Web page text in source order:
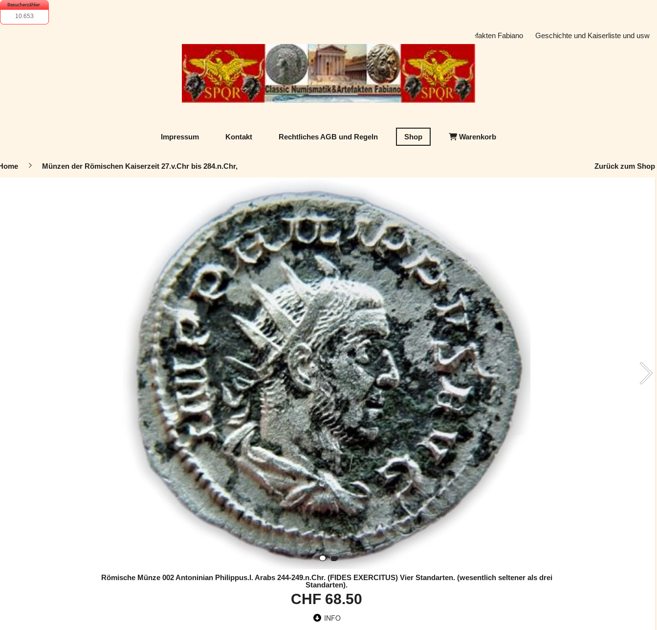
10.653
Classic Numismatik & Artefakten Fabiano Geschichte und Kaiserliste und usw
Impressum Kontakt Rechtliches AGB und Regeln Shop Warenkorb
Münzen der Römischen Kaiserzeit 27.v.Chr bis 284.n.Chr, Zurück zum Shop
Römische Münze 002 Antoninian Philippus.I. Arabs 244-249.n.Chr. (FIDES EXERCITUS) Vier Standarten. (wesentlich seltener als drei
Standarten).
CHF 68.50
INFO